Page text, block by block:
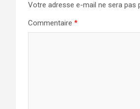
Votre adresse e-mail ne sera pas
Commentaire *